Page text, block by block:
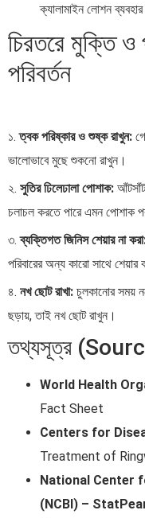
ক্যালামাইন লোশন
চিরতরে মুক্তি ও
পরিবর্তন
১.ত্বক পরিষ্কার ও শুষ্ক রাখুন:
ভালোভাবে মুছে শুকনো রাখুন।
২. সুতির ঢিলেঢালা পোশাক:
চলাচল করতে পারে এমন পোশাক
৩.ব্যক্তিগত জিনিস শেয়ার না
পরিবারের অন্য কারো সাথে
৪. নখ ছোট রাখা: চুলকানোর সময়
ছড়ায়, তাই নখ ছোট রাখুন।
তথ্যসূত্র
World Health
Fact Sheet
Centers for
Treatment of
National Center
(NCBI) –